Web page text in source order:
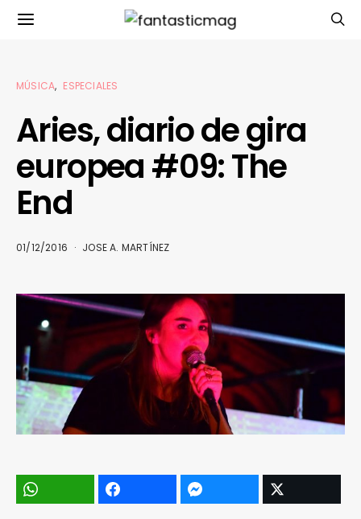
MÚSICA ESPECIALES
Aries, diario de gira
europea #09: The
End
01/12/2016 JOSE A. MARTÍNEZ